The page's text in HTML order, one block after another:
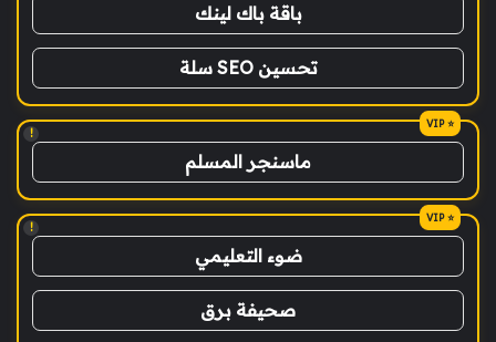
باقة باك لينك
تحسين SEO سلة
!
ماسنجر المسلم
!
ضوء التعليمي
صحيفة برق